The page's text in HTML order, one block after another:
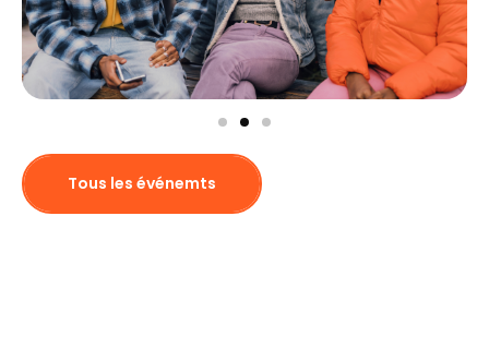
Tous les événemts